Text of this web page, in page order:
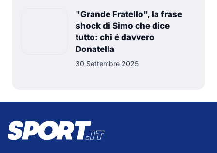
"Grande Fratello", la frase
shock di Simo che dice
tutto: chi é davvero
Donatella
30 Settembre 2025